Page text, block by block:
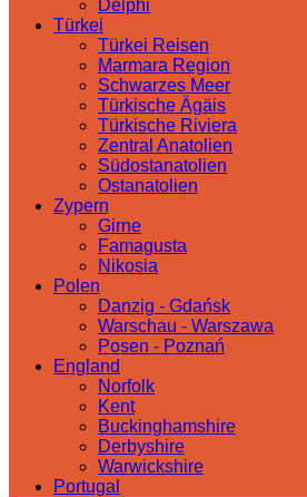
Delphi
Türkei
Türkei Reisen
Marmara Region
Schwarzes Meer
Türkische Ägäis
Türkische Riviera
Zentral Anatolien
Südostanatolien
Ostanatolien
Zypern
Girne
Famagusta
Nikosia
Polen
Danzig - Gdańsk
Warschau - Warszawa
Posen - Poznań
England
Norfolk
Kent
Buckinghamshire
Derbyshire
Warwickshire
Portugal